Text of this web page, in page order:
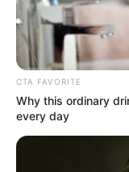
CATATUMBO
PUENTE
NOTICIAS
ÁREA
CTA FAVORITE
Why this ordinary
every day